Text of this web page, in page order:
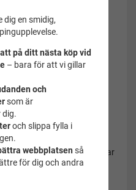
mått i cm.
Höft:
84-98
88-93
92-97
96-101
99-104
bruk
innan du provar
dig en smidig,
på ditt nästa köp vid
– bara för att vi gillar
och
som är
dig.
och slippa fylla i
webbplatsen så
för dig och andra